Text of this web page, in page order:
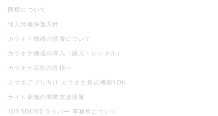
商標について
個人情報保護方針
カラオケ機器の情報について
カラオケ機器の導入（購入・レンタル）
カラオケ店舗の皆様へ
スマホアプリ向け カラオケ採点機能SDK
ナイト店舗の開業支援情報
JOYSOUNDライバー 事務所について